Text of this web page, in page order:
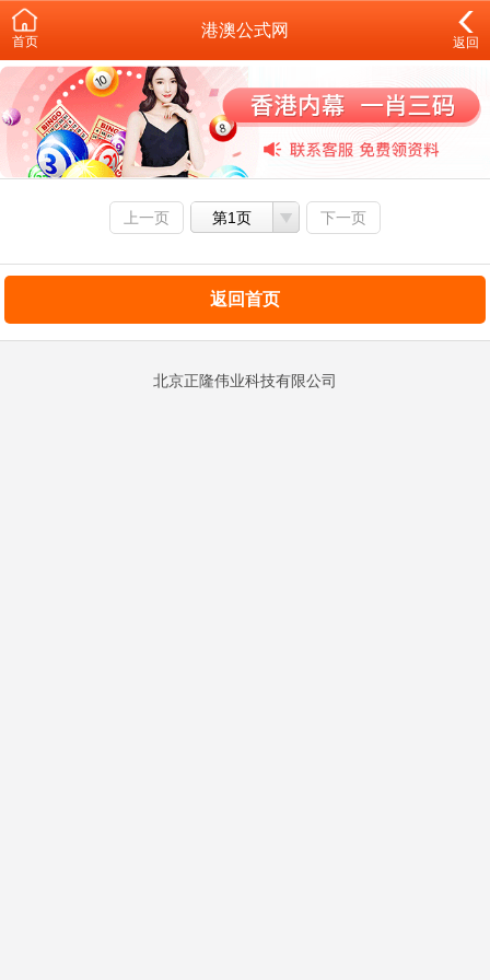
首页
港澳公式网
返回
上一页 第1页 下一页
返回首页
北京正隆伟业科技有限公司